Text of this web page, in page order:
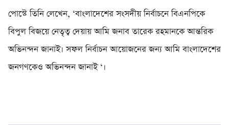
পোস্টে তিনি লেখেন, ‘বাংলাদেশের সংসদীয় নির্বাচনে বিএনপিকে
বিপুল বিজয়ে নেতৃত্ব দেয়ায় আমি জনাব তারেক রহমানকে আন্তরিক
অভিনন্দন জানাই। সফল নির্বাচন আয়োজনের জন্য আমি বাংলাদেশের
জনগণকেও অভিনন্দন জানাই ‘।